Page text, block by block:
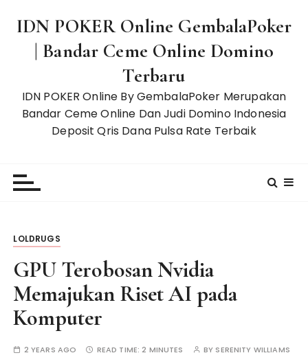
IDN POKER Online GembalaPoker
| Bandar Ceme Online Domino
Terbaru
IDN POKER Online By GembalaPoker Merupakan
Bandar Ceme Online Dan Judi Domino Indonesia
Deposit Qris Dana Pulsa Rate Terbaik
LOLDRUGS
GPU Terobosan Nvidia
Memajukan Riset AI pada
Komputer
2 YEARS AGO READ TIME:2 MINUTES BY SERENITY WILLIAMS